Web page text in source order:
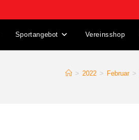
Sportangebot Vereinsshop
> 2022 > Februar >